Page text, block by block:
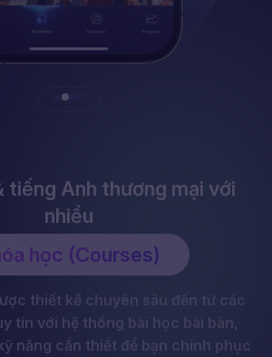
tiếng Anh thương mại với
nhiều
học (Courses)
thiết kế chuyên sâu đến từ các
tín với hệ thống bài học bài bản,
năng cần thiết để bạn chinh phục